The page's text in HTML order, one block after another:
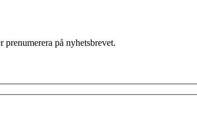
på nyhetsbrevet.